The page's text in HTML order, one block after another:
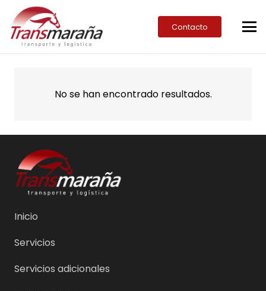
Contacto
No se han encontrado resultados.
Inicio
Servicios
Servicios adicionales